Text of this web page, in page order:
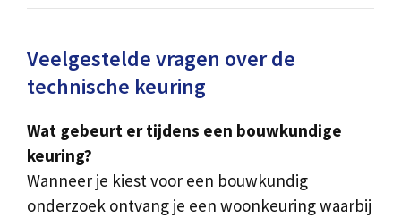
Veelgestelde vragen over de
technische keuring
Wat gebeurt er tijdens een bouwkundige
keuring?
Wanneer je kiest voor een bouwkundig
onderzoek ontvang je een woonkeuring waarbij